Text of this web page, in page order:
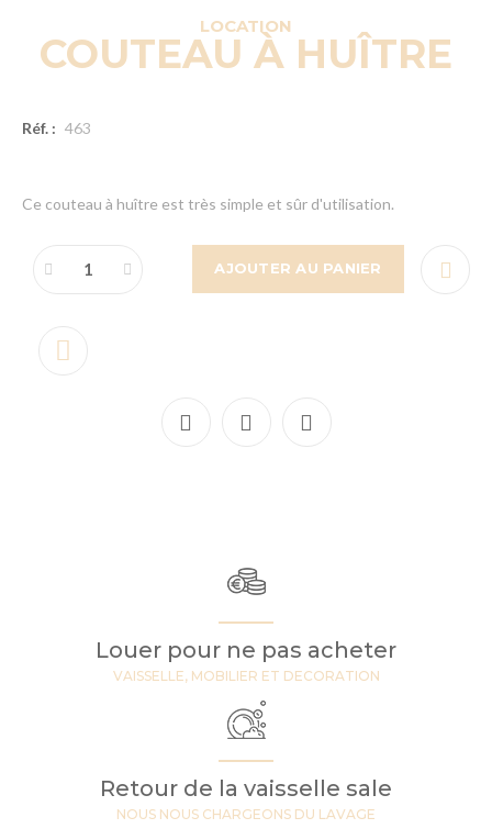
LOCATION
COUTEAU À HUÎTRE
Réf. : 463
Ce couteau à huître est très simple et sûr d'utilisation.
AJOUTER AU PANIER
Louer pour ne pas acheter
VAISSELLE, MOBILIER ET DECORATION
Retour de la vaisselle sale
NOUS NOUS CHARGEONS DU LAVAGE